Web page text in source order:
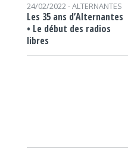
24/02/2022 -ALTERNANTES
Les 35 ans d’Alternantes
• Le début des radios
libres